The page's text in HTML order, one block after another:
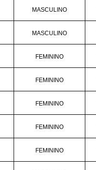
MASCULINO
MASCULINO
FEMININO
FEMININO
FEMININO
FEMININO
FEMININO